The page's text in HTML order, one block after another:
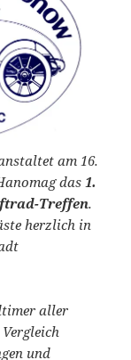
am 16.
das1.
Treffen.
herzlich in
aller
und